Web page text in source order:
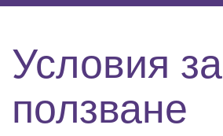
Условия за
ползване